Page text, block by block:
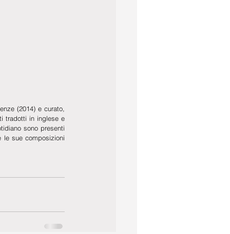
(2014) e curato,
tradotti in inglese e
sono presenti
le sue composizioni